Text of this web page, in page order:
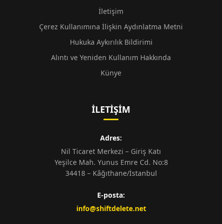
İletişim
Çerez Kullanımına İlişkin Aydınlatma Metni
Hukuka Aykırılık Bildirimi
Alıntı ve Yeniden Kullanım Hakkında
Künye
İLETIŞIM
Adres:
Nil Ticaret Merkezi – Giriş Katı
Yeşilce Mah. Yunus Emre Cd. No:8
34418 – Kâğıthane/İstanbul
E-posta:
info@shiftdelete.net